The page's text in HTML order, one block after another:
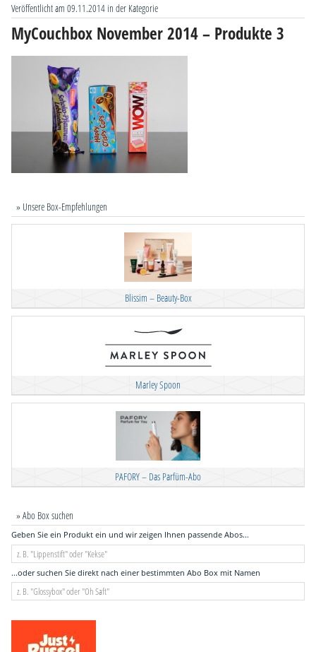
Veröffentlicht am 09.11.2014 in der Kategorie
MyCouchbox November 2014 – Produkte 3
» Unsere Box-Empfehlungen
Blissim – Beauty-Box
Marley Spoon
PAFORY – Das Parfüm-Abo
» Abo Box suchen
Geben Sie ein Produkt ein und wir zeigen Ihnen passende Abos...
...oder suchen Sie direkt nach einer bestimmten Abo Box mit Namen